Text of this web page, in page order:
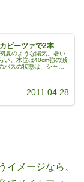
ビーツァで2本
夏のような陽気。暑い
い。水位は40cm強の減
バスの状態は、シャロ
2011.04.28
イメージなら、